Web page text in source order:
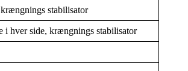
stabilisator
i hver side, krængnings stabilisator